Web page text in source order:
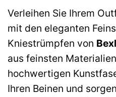
Verleihen Sie Ihrem
mit den eleganten
Kniestrümpfen von
aus feinsten
hochwertigen
Ihren Beinen und